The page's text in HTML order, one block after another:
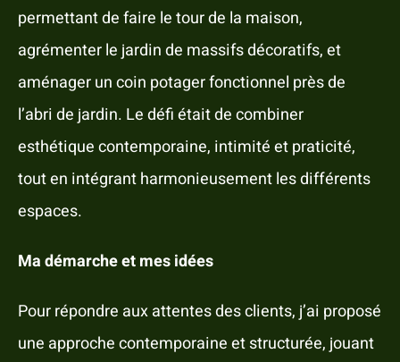
permettant de faire le tour de la maison,
agrémenter le jardin de massifs décoratifs, et
aménager un coin potager fonctionnel près de
l’abri de jardin. Le défi était de combiner
esthétique contemporaine, intimité et praticité,
tout en intégrant harmonieusement les différents
espaces.
Ma démarche et mes idées
Pour répondre aux attentes des clients, j’ai proposé
une approche contemporaine et structurée, jouant